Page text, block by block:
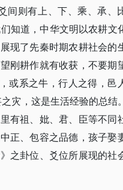
则有上、下、乘、承、比
知道，中华文明以农耕文
现了先秦时期农耕社会的
刚耕作就有收获，不要期
或系之牛，行人之得，邑
灾，这是生活经验的总结
有祖、妣、君、臣等不同
正、包容之品德，孩子娶
之卦位、爻位所展现的社